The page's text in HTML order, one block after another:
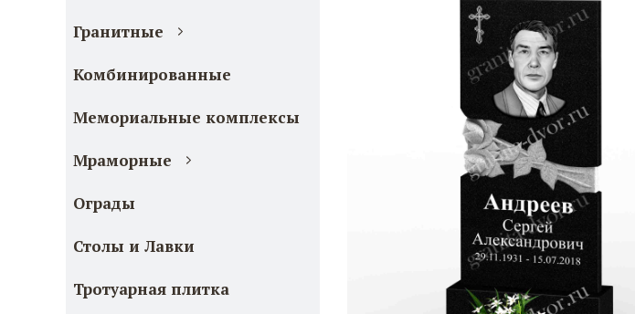
Гранитные
Комбинированные
Мемориальные комплексы
Мраморные
Ограды
Столы и Лавки
Тротуарная плитка